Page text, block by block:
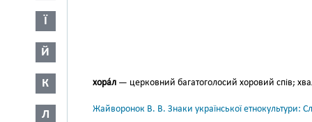
Ї
Й
К
Л
хора́л — церковний багатоголосий хоровий спів;
Жайворонок В. В. Знаки української етнокультури: